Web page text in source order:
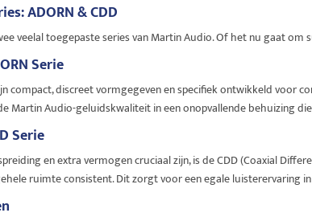
ADORN & CDD
veelal toegepaste series van Martin Audio. Of het nu gaat
Serie
compact, discreet vormgegeven en specifiek ontwikkeld
Martin Audio-geluidskwaliteit in een onopvallende behuizing
Serie
en extra vermogen cruciaal zijn, is de CDD (Coaxial
ruimte consistent. Dit zorgt voor een egale luisterervaring